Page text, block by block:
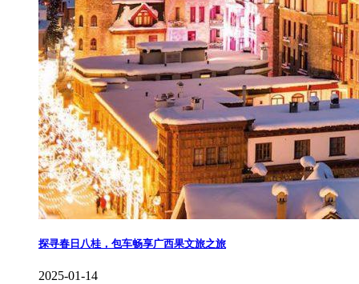
探寻春日八桂，包车畅享广西果文旅之旅
2025-01-14